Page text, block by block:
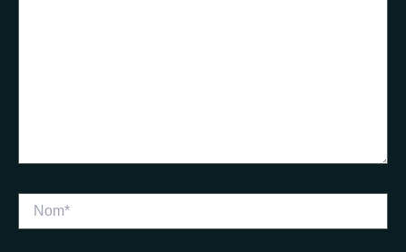
Nom*